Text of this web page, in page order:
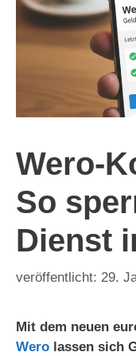
Wero-
So
Dienst
29.
Mit dem neuen
Wero lassen sich